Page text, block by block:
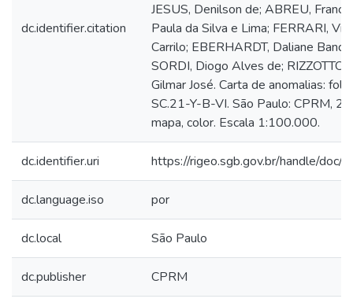
dc.identifier.citation
JESUS, Denilson de; ABREU,
Paula da Silva e Lima; FERRARI,
Carrilo; EBERHARDT, Daliane
SORDI, Diogo Alves de; RIZZOTTO,
Gilmar José. Carta de anomalias:
SC.21-Y-B-VI. São Paulo: CPRM,
mapa, color. Escala 1:100.000.
dc.identifier.uri https://rigeo.sgb.gov.br/handle/doc/
dc.language.iso por
dc.local São Paulo
dc.publisher CPRM